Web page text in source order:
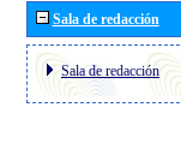
Sala de redacción
Sala de redacción